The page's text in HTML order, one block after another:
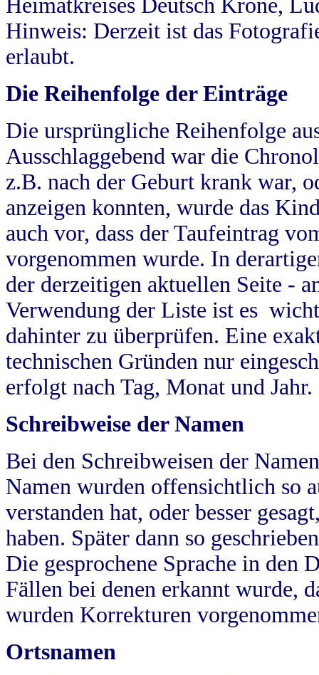
Heimatkreises Deutsch Krone,
Hinweis: Derzeit ist das
erlaubt.
Die Reihenfolge der Einträge
Die ursprüngliche Reihenfolge
Ausschlaggebend war die
z.B. nach der Geburt krank war,
anzeigen konnten, wurde das
auch vor, dass der Taufeintrag
vorgenommen wurde. In
der derzeitigen aktuellen Seite -
Verwendung der Liste ist es
dahinter zu überprüfen. Eine
technischen Gründen nur
erfolgt nach Tag, Monat und Jahr.
Schreibweise der Namen
Bei den Schreibweisen der
Namen wurden offensichtlich so
verstanden hat, oder besser
haben. Später dann so
Die gesprochene Sprache in
Fällen bei denen erkannt wurde,
wurden Korrekturen
Ortsnamen